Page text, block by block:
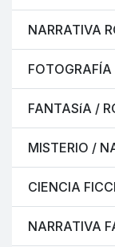
NARRATIVA
FOTOGRAFÍA
FANTASíA /
MISTERIO /
CIENCIA
NARRATIVA